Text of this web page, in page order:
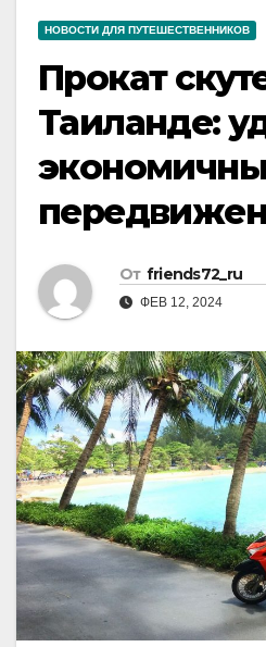
НОВОСТИ ДЛЯ ПУТЕШЕСТВЕННИКОВ
Прокат
Таиланде:
От friends72_ru
ФЕВ 12, 2024